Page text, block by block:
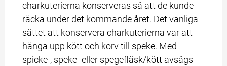
charkuterierna konserveras så att de kunde
räcka under det kommande året. Det vanliga
sättet att konservera charkuterierna var att
hänga upp kött och korv till speke. Med
spicke-, speke- eller spegefläsk/kött avsågs